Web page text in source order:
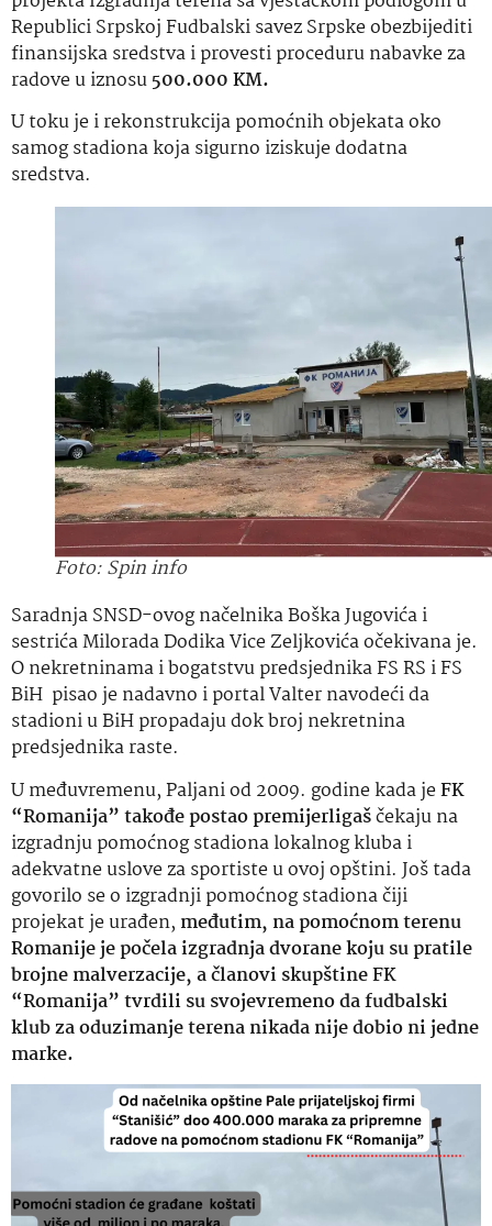
Republici Srpskoj Fudbalski savez Srpske obezbijediti
finansijska sredstva i provesti proceduru nabavke za
radove u iznosu500.000 KM.
U toku je i rekonstrukcija pomoćnih objekata oko
samog stadiona koja sigurno iziskuje dodatna
sredstva.
Foto: Spin info
Saradnja SNSD-ovog načelnika Boška Jugovića i
sestrića Milorada Dodika Vice Zeljkovića očekivana je.
O nekretninama i bogatstvu predsjednika FS RS i FS
BiH pisao je nadavno i portal Valter navodeći da
stadioni u BiH propadaju dok broj nekretnina
predsjednika raste.
U međuvremenu, Paljani od 2009. godine kada jeFK
“Romanija” takođe postao premijerligaščekaju na
izgradnju pomoćnog stadiona lokalnog kluba i
adekvatne uslove za sportiste u ovoj opštini. Još tada
govorilo se o izgradnji pomoćnog stadiona čiji
projekat je urađen, međutim, na pomoćnom terenu
Romanije je počela izgradnja dvorane koju su pratile
brojne malverzacije, a članovi skupštine FK
“Romanija” tvrdili su svojevremeno da fudbalski
klub za oduzimanje terena nikada nije dobio ni jedne
marke.